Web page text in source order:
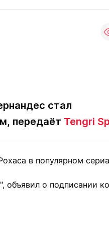
Светлая тема
стал
передаёт Tengri
в популярном
о подписании